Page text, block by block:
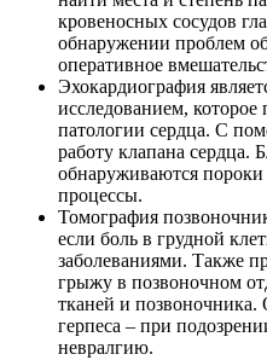
кровеносных сосудов
обнаружении проблем
оперативное
Эхокардиография
исследованием,
патологии сердца. С
работу клапана сердца.
обнаруживаются пороки
процессы.
Томография
если боль в грудной
заболеваниями. Также
грыжу в позвоночном
тканей и позвоночника.
герпеса – при
невралгию.